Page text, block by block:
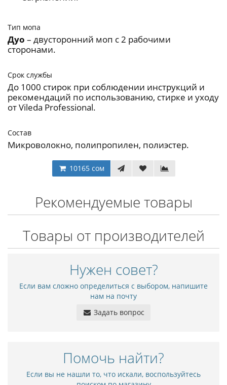
Тип мопа
Дуо – двусторонний моп с 2 рабочими
сторонами.
Срок службы
До 1000 стирок при соблюдении инструкций и
рекомендаций по использованию, стирке и уходу
от Vileda Professional.
Состав
Микроволокно, полипропилен, полиэстер.
10165 сом
Рекомендуемые товары
Товары от производителей
Нужен совет?
Если вам сложно определиться с выбором, напишите
нам на почту
Задать вопрос
Помочь найти?
Если вы не нашли то, что искали, воспользуйтесь